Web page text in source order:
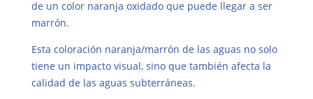
de un color naranja oxidado que puede llegar a ser
marrón.
Esta coloración naranja/marrón de las aguas no solo
tiene un impacto visual, sino que también afecta la
calidad de las aguas subterráneas.